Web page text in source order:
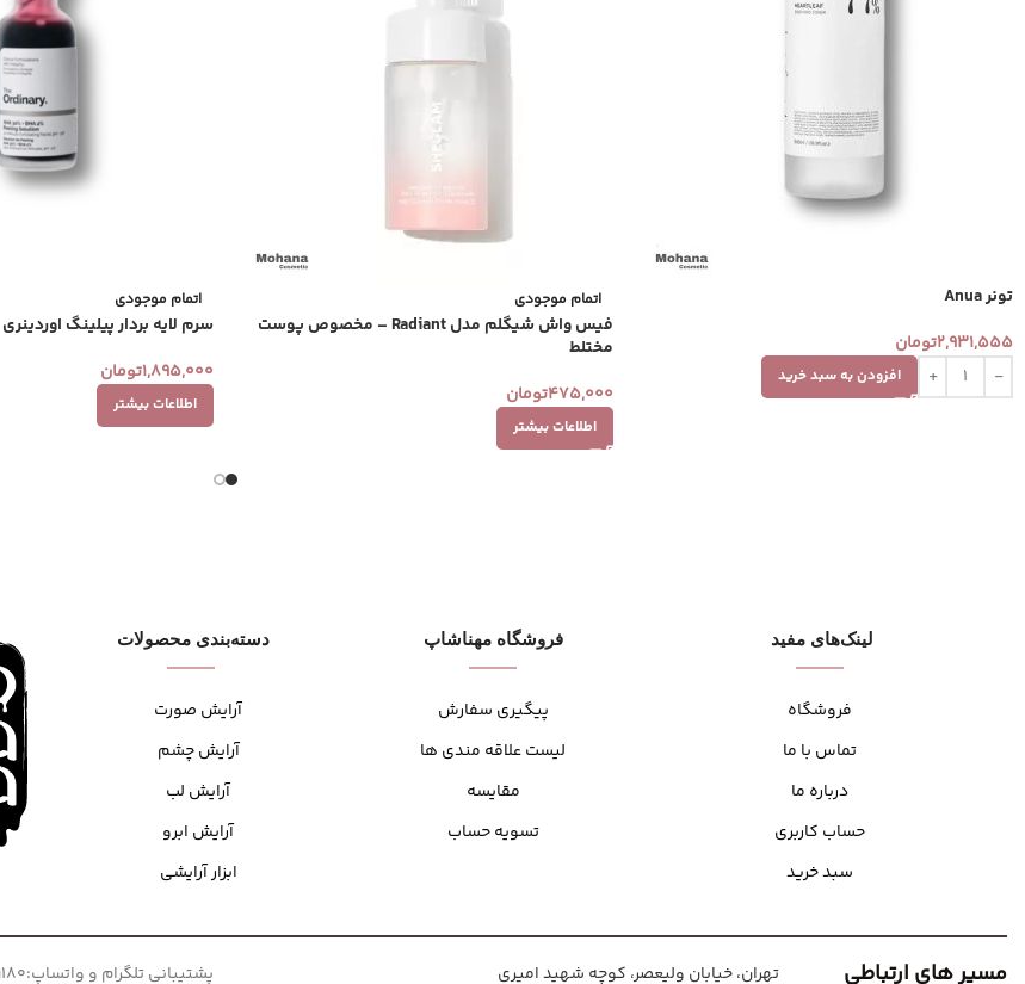
تونر Anua
2,931,555تومان
افزودن به سبد خرید
اتمام موجودی
فیس واش شیگلم مدل Radiant – مخصوص پوست
مختلط
475,000تومان
اطلاعات بیشتر
اتمام موجودی
سرم لایه بردار پیلینگ اوردینری
1,895,000تومان
اطلاعات بیشتر
لینک‌های مفید
فروشگاه
تماس با ما
درباره ما
حساب کاربری
سبد خرید
فروشگاه مهنا‌شاپ
پیگیری سفارش
لیست علاقه مندی ها
مقایسه
تسویه حساب
دسته‌بندی محصولات
آرایش صورت
آرایش چشم
آرایش لب
آرایش ابرو
ابزار آرایشی
مسیر های ارتباطی تهران، خیابان ولیعصر، کوچه شهید امیری پشتیبانی تلگرام و واتساپ:09001809180